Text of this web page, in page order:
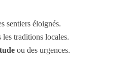
sentiers éloignés.
les traditions locales.
ou des urgences.